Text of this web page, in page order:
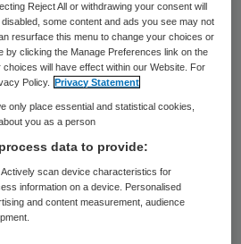
tot algemeen
Weert. Vanaf 1 januari
samen met Max Visser,
raad van bestuur van
Reject All or withdrawing your consent will
some content and ads you see may not
resurface this menu to change your choices or
by clicking the Manage Preferences link on the
choices will have effect within our Website. For
Policy.
Privacy Statement
only place essential and statistical cookies,
you as a person
data to provide:
scan device characteristics for
information on a device. Personalised
and content measurement, audience